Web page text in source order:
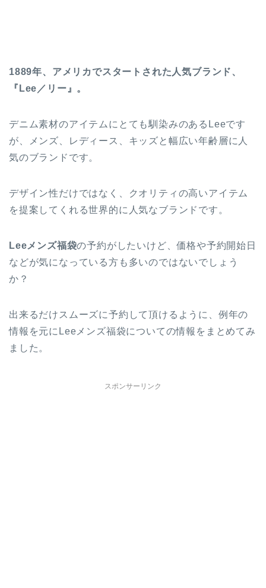
1889年、アメリカでスタートされた人気ブランド、
『Lee／リー』。
デニム素材のアイテムにとても馴染みのあるLeeです
が、メンズ、レディース、キッズと幅広い年齢層に人
気のブランドです。
デザイン性だけではなく、クオリティの高いアイテム
を提案してくれる世界的に人気なブランドです。
Leeメンズ福袋の予約がしたいけど、価格や予約開始日
などが気になっている方も多いのではないでしょう
か？
出来るだけスムーズに予約して頂けるように、例年の
情報を元にLeeメンズ福袋についての情報をまとめてみ
ました。
スポンサーリンク